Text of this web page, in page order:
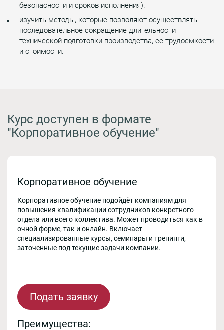
безопасности и сроков исполнения).
изучить методы, которые позволяют осуществлять
последовательное сокращение длительности
технической подготовки производства, ее трудоемкости
и стоимости.
Курс доступен в формате
"Корпоративное обучение"
Корпоративное обучение
Корпоративное обучение подойдёт компаниям для
повышения квалификации сотрудников конкретного
отдела или всего коллектива. Может проводиться как в
очной форме, так и онлайн. Включает
специализированные курсы, семинары и тренинги,
заточенные под текущие задачи компании.
Подать заявку
Преимущества: